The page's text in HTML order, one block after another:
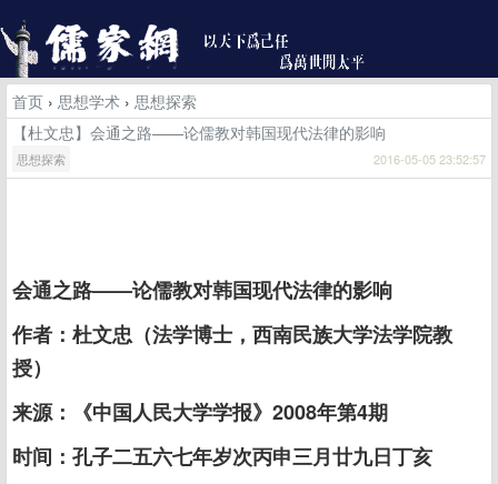
首页 › 思想学术 › 思想探索
【杜文忠】会通之路——论儒教对韩国现代法律的影响
思想探索 2016-05-05 23:52:57
会通之路——论儒教对韩国现代法律的影响
作者：杜文忠（法学博士，西南民族大学法学院教
授）
来源：《中国人民大学学报》2008年第4期
时间：孔子二五六七年岁次丙申三月廿九日丁亥